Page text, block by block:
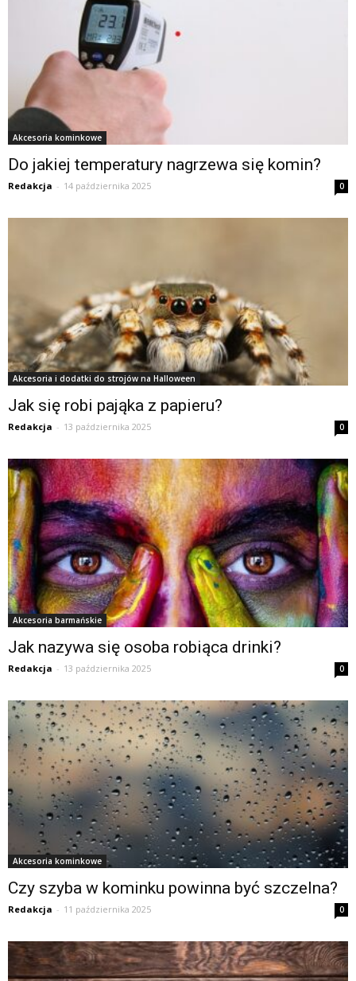
Akcesoria kominkowe
Do jakiej temperatury nagrzewa się komin?
Redakcja - 14 października 2025 0
Akcesoria i dodatki do strojów na Halloween
Jak się robi pająka z papieru?
Redakcja - 13 października 2025 0
Akcesoria barmańskie
Jak nazywa się osoba robiąca drinki?
Redakcja - 13 października 2025 0
Akcesoria kominkowe
Czy szyba w kominku powinna być szczelna?
Redakcja - 11 października 2025 0